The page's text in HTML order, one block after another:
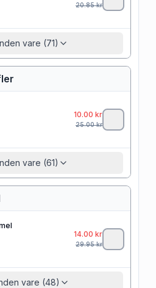
20.85kr
vare (71)
10.00 kr
25.00kr
vare (61)
14.00 kr
29.95kr
vare (48)